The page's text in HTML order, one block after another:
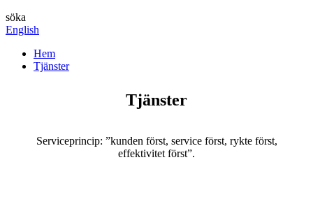
söka
English
Hem
Tjänster
Tjänster
Serviceprincip: ”kunden först, service först, rykte först,
effektivitet först”.